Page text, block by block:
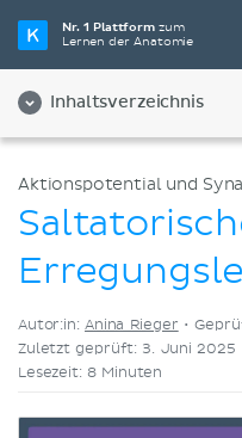
Nr. 1 Plattformzum
Lernen der Anatomie
Inhaltsverzeichnis
Wähle die
Videos
Aktionspotential und
Autor:in: Anina Rieger •
Zuletzt geprüft: 3. Juni 2025
Lesezeit: 8 Minuten